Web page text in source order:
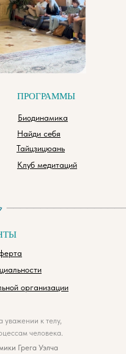
ПРОГРАММЫ
Тайцзицюань
Клуб медитаций
Найди себя
Биодинамика
Грега Уэлча
уважении к телу,
человека.
организации